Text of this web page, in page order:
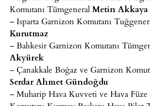
Komutanı Tümgeneral Metin Akkaya
– Isparta Garnizon Komutanı
Kurutmaz
– Balıkesir Garnizon Komutanı
Akyürek
– Çanakkale Boğaz ve Garnizon
Serdar Ahmet Gündoğdu
– Muharip Hava Kuvveti ve Hava Füze